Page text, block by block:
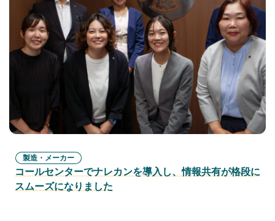
製造・メーカー
コールセンターでナレカンを導入し、情報共有が格段に
スムーズになりました